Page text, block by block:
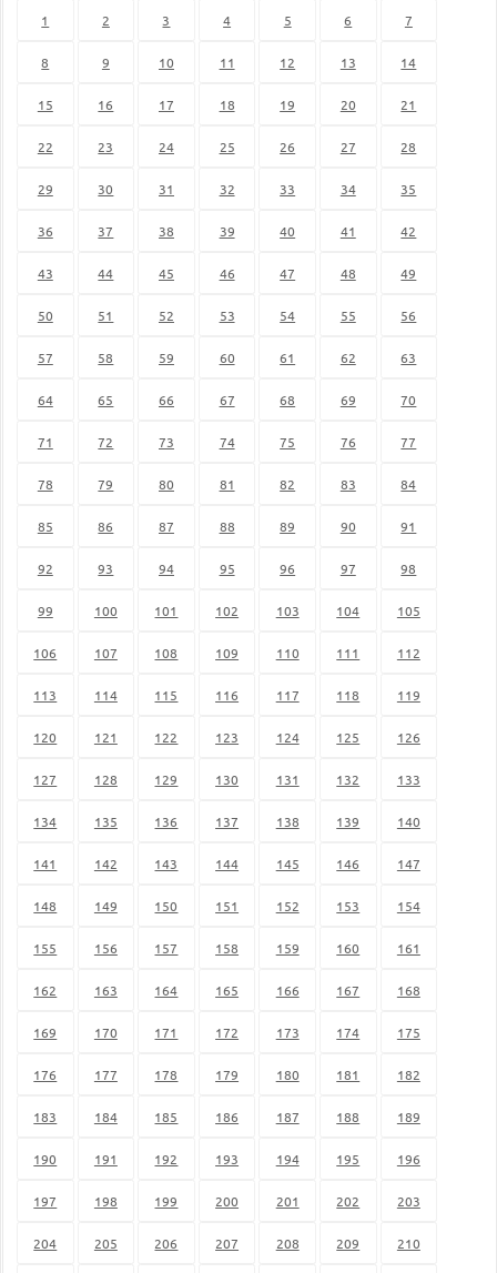
1 2 3 4 5 6 7
8 9 10 11 12 13 14
15 16 17 18 19 20 21
22 23 24 25 26 27 28
29 30 31 32 33 34 35
36 37 38 39 40 41 42
43 44 45 46 47 48 49
50 51 52 53 54 55 56
57 58 59 60 61 62 63
64 65 66 67 68 69 70
71 72 73 74 75 76 77
78 79 80 81 82 83 84
85 86 87 88 89 90 91
92 93 94 95 96 97 98
99 100 101 102 103 104 105
106 107 108 109 110 111 112
113 114 115 116 117 118 119
120 121 122 123 124 125 126
127 128 129 130 131 132 133
134 135 136 137 138 139 140
141 142 143 144 145 146 147
148 149 150 151 152 153 154
155 156 157 158 159 160 161
162 163 164 165 166 167 168
169 170 171 172 173 174 175
176 177 178 179 180 181 182
183 184 185 186 187 188 189
190 191 192 193 194 195 196
197 198 199 200 201 202 203
204 205 206 207 208 209 210